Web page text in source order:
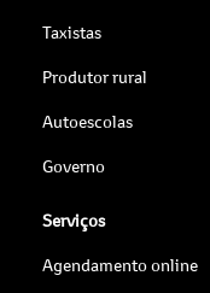
Taxistas
Produtor rural
Autoescolas
Governo
Serviços
Agendamento online